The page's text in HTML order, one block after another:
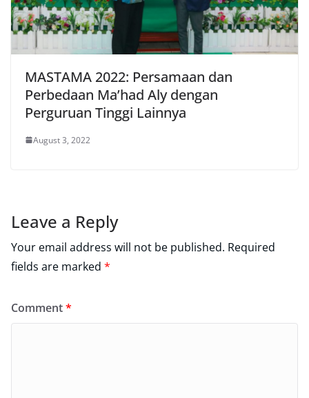
MASTAMA 2022: Persamaan dan
Perbedaan Ma’had Aly dengan
Perguruan Tinggi Lainnya
August 3, 2022
Leave a Reply
Your email address will not be published. Required
fields are marked *
Comment*